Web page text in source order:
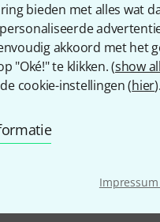
bieden met alles wat
akkoord met het
"Oké!" te klikken. (show all
cookie-instellingen (hier).
Impressum